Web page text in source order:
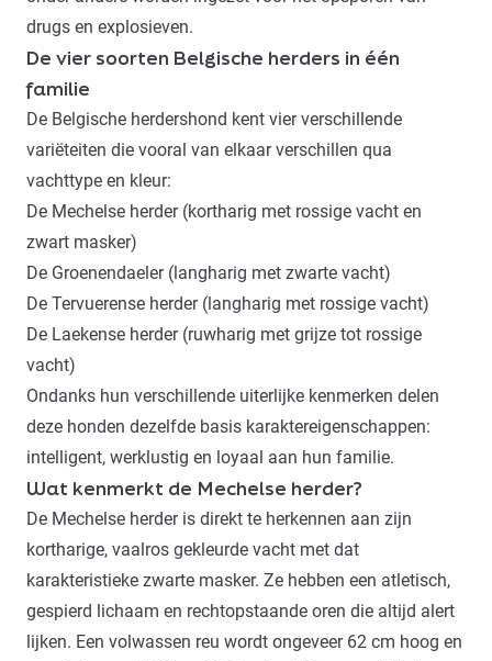
drugs en explosieven.
De vier soorten Belgische herders in één
familie
De Belgische herdershond kent vier verschillende
variëteiten die vooral van elkaar verschillen qua
vachttype en kleur:
De Mechelse herder (kortharig met rossige vacht en
zwart masker)
De Groenendaeler (langharig met zwarte vacht)
De Tervuerense herder (langharig met rossige vacht)
De Laekense herder (ruwharig met grijze tot rossige
vacht)
Ondanks hun verschillende uiterlijke kenmerken delen
deze honden dezelfde basis karaktereigenschappen:
intelligent, werklustig en loyaal aan hun familie.
Wat kenmerkt de Mechelse herder?
De Mechelse herder is direkt te herkennen aan zijn
kortharige, vaalros gekleurde vacht met dat
karakteristieke zwarte masker. Ze hebben een atletisch,
gespierd lichaam en rechtopstaande oren die altijd alert
lijken. Een volwassen reu wordt ongeveer 62 cm hoog en